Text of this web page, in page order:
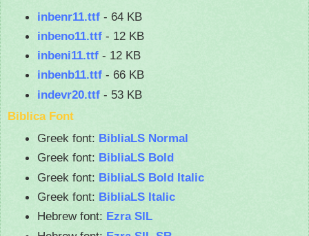
inbenr11.ttf - 64 KB
inbeno11.ttf - 12 KB
inbeni11.ttf - 12 KB
inbenb11.ttf - 66 KB
indevr20.ttf - 53 KB
Biblica Font
Greek font: BibliaLS Normal
Greek font: BibliaLS Bold
Greek font: BibliaLS Bold Italic
Greek font: BibliaLS Italic
Hebrew font: Ezra SIL